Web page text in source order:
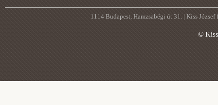
1114 Budapest, Hamzsabégi út 31. | Kiss
©